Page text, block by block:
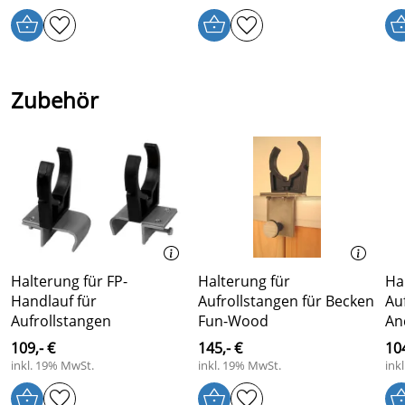
Bewertungsdatum: 19.12.2015
Zubehör
Halterung für FP-
Handlauf für
Aufrollstangen
109,- €
inkl. 19% MwSt.
Halterung für
Aufrollstangen für Becken
Fun-Wood
145,- €
inkl. 19% MwSt.